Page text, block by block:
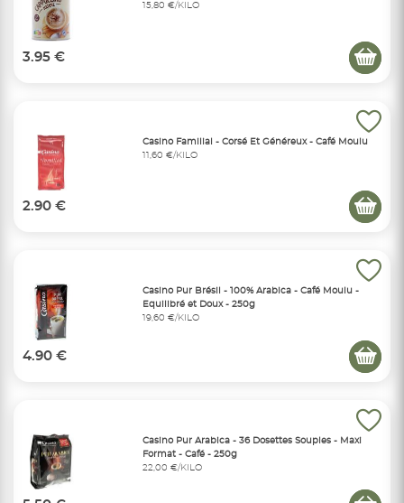
15,80 €/KILO
3.95 €
Casino Familial - Corsé Et Généreux - Café Moulu
11,60 €/KILO
2.90 €
Casino Pur Brésil - 100% Arabica - Café Moulu -
Equilibré et Doux - 250g
19,60 €/KILO
4.90 €
Casino Pur Arabica - 36 Dosettes Souples - Maxi
Format - Café - 250g
22,00 €/KILO